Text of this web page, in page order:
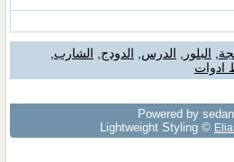
البلور الدرس الدودج الشارب
Powered by
Lightweight Styling ©